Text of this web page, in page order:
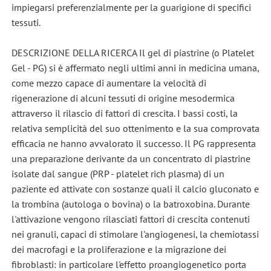
impiegarsi preferenzialmente per la guarigione di specifici
tessuti.
DESCRIZIONE DELLA RICERCA Il gel di piastrine (o Platelet
Gel - PG) si è affermato negli ultimi anni in medicina umana,
come mezzo capace di aumentare la velocità di
rigenerazione di alcuni tessuti di origine mesodermica
attraverso il rilascio di fattori di crescita. I bassi costi, la
relativa semplicità del suo ottenimento e la sua comprovata
efficacia ne hanno avvalorato il successo. Il PG rappresenta
una preparazione derivante da un concentrato di piastrine
isolate dal sangue (PRP - platelet rich plasma) di un
paziente ed attivate con sostanze quali il calcio gluconato e
la trombina (autologa o bovina) o la batroxobina. Durante
l'attivazione vengono rilasciati fattori di crescita contenuti
nei granuli, capaci di stimolare l'angiogenesi, la chemiotassi
dei macrofagi e la proliferazione e la migrazione dei
fibroblasti: in particolare l'effetto proangiogenetico porta